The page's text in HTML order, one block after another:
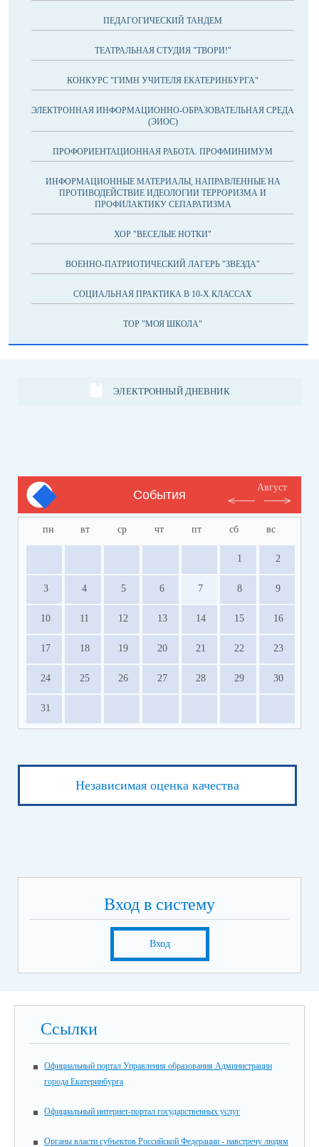
ПЕДАГОГИЧЕСКИЙ ТАНДЕМ
ТЕАТРАЛЬНАЯ СТУДИЯ "ТВОРИ!"
КОНКУРС "ГИМН УЧИТЕЛЯ ЕКАТЕРИНБУРГА"
ЭЛЕКТРОННАЯ ИНФОРМАЦИОННО-ОБРАЗОВАТЕЛЬНАЯ СРЕДА
(ЭИОС)
ПРОФОРИЕНТАЦИОННАЯ РАБОТА. ПРОФМИНИМУМ
ИНФОРМАЦИОННЫЕ МАТЕРИАЛЫ, НАПРАВЛЕННЫЕ НА
ПРОТИВОДЕЙСТВИЕ ИДЕОЛОГИИ ТЕРРОРИЗМА И
ПРОФИЛАКТИКУ СЕПАРАТИЗМА
ХОР "ВЕСЕЛЫЕ НОТКИ"
ВОЕННО-ПАТРИОТИЧЕСКИЙ ЛАГЕРЬ "ЗВЕЗДА"
СОЦИАЛЬНАЯ ПРАКТИКА В 10-Х КЛАССАХ
ТОР "МОЯ ШКОЛА"
ЭЛЕКТРОННЫЙ ДНЕВНИК
События
Август
пн вт ср чт пт сб вс
1 2
3 4 5 6 7 8 9
10 11 12 13 14 15 16
17 18 19 20 21 22 23
24 25 26 27 28 29 30
31
Независимая оценка качества
Вход в систему
Вход
Ссылки
Официальный портал Управления образования Администрации
города Екатеринбурга
Официальный интернет-портал государственных услуг
Органы власти субъектов Российской Федерации - навстречу людям